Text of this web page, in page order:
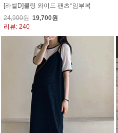
[라벨D]쿨링 와이드 팬츠*임부복
24,900원 19,700원
리뷰: 240